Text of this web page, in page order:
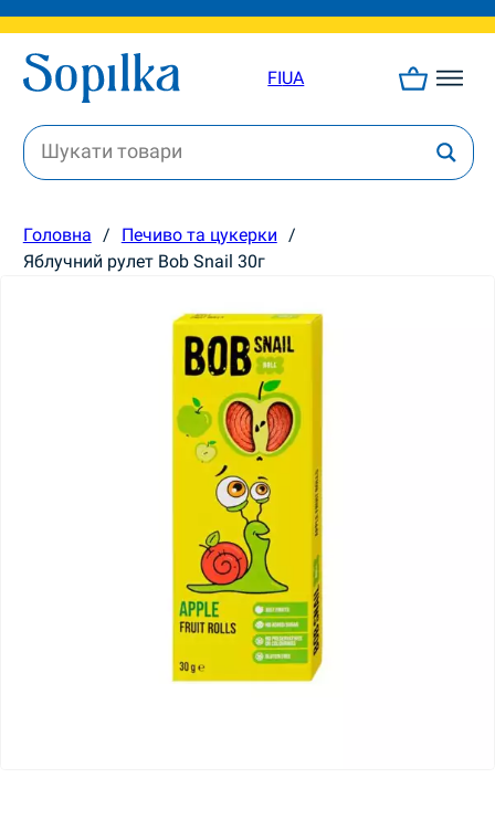
FIUA
Головна / Печиво та цукерки /
Яблучний рулет Bob Snail 30г